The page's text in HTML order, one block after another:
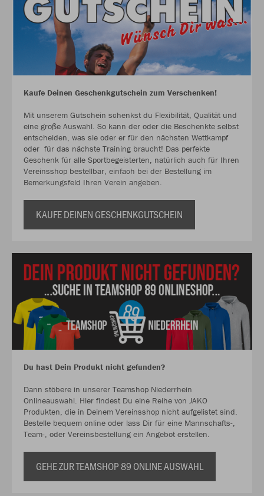
Kaufe Deinen Geschenkgutschein zum Verschenken!
Mit unserem Gutschein schenkst du Flexibilität, Qualität und
eine große Auswahl. So kann der oder die Beschenkte selbst
entscheiden, was sie oder er für den nächsten Wettkampf
oder für das nächste Training braucht! Das perfekte
Geschenk für alle Sportbegeisterten, natürlich auch für Ihren
Vereinsshop bestellbar, einfach bei der Bestellung im
Bemerkungsfeld Ihren Verein angeben.
KAUFE DEINEN GESCHENKGUTSCHEIN
Du hast Dein Produkt nicht gefunden?
Dann stöbere in unserer Teamshop Niederrhein
Onlineauswahl. Hier findest Du eine Reihe von JAKO
Produkten, die in Deinem Vereinsshop nicht aufgelistet sind.
Bestelle bequem online oder lass Dir für eine Mannschafts-,
Team-, oder Vereinsbestellung ein Angebot erstellen.
GEHE ZUR TEAMSHOP 89 ONLINE AUSWAHL